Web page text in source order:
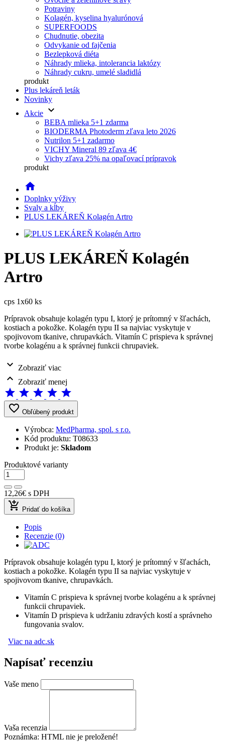
Potraviny
Kolagén, kyselina hyalurónová
SUPERFOODS
Chudnutie, obezita
Odvykanie od fajčenia
Bezlepková diéta
Náhrady mlieka, intolerancia laktózy
Náhrady cukru, umelé sladidlá
produkt
Plus lekáreň leták
Novinky
Akcie keyboard_arrow_down
BEBA mlieka 5+1 zdarma
BIODERMA Photoderm zľava leto 2026
Nutrilon 5+1 zadarmo
VICHY Mineral 89 zľava 4€
Vichy zľava 25% na opaľovací prípravok
produkt
home
Doplnky výživy
Svaly a kĺby
PLUS LEKÁREŇ Kolagén Artro
PLUS LEKÁREŇ Kolagén
Artro
cps 1x60 ks
Prípravok obsahuje kolagén typu I, ktorý je prítomný v šľachách,
kostiach a pokožke. Kolagén typu II sa najviac vyskytuje v
spojivovom tkanive, chrupavkách. Vitamín C prispieva k správnej
tvorbe kolagénu a k správnej funkcii chrupaviek.
expand_more Zobraziť viac
expand_less Zobraziť menej
star star star star star
favorite_border Obľúbený produkt
Výrobca: MedPharma, spol. s r.o.
Kód produktu: T08633
Produkt je: Skladom
Produktové varianty
12,26€ s DPH
add_shopping_cart Pridať do košíka
Popis
Recenzie (0)
Prípravok obsahuje kolagén typu I, ktorý je prítomný v šľachách,
kostiach a pokožke. Kolagén typu II sa najviac vyskytuje v
spojivovom tkanive, chrupavkách.
Vitamín C prispieva k správnej tvorbe kolagénu a k správnej
funkcii chrupaviek.
Vitamín D prispieva k udržaniu zdravých kostí a správneho
fungovania svalov.
Viac na adc.sk
Napísať recenziu
Vaše meno
Vaša recenzia
Poznámka: HTML nie je preložené!